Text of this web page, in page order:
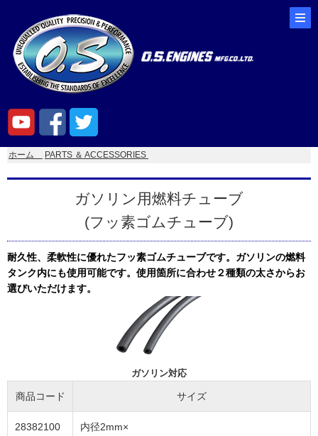
ホーム PARTS ＆ ACCESSORIES
ガソリン用燃料チューブ
(フッ素ゴムチューブ)
耐久性、柔軟性に優れたフッ素ゴムチューブです。ガソリンの燃料
タンク内にも使用可能です。使用箇所に合わせ２種類の太さからお
選びいただけます。
ガソリン対応
商品コード サイズ
28382100
内径2mm×